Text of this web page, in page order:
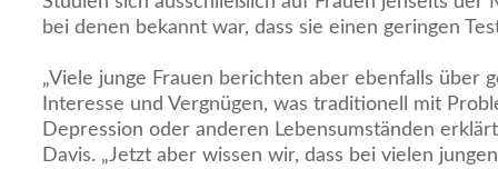
bei denen bekannt war, dass sie einen geringen
„Viele junge Frauen berichten aber ebenfalls über
Interesse und Vergnügen, was traditionell mit
Depression oder anderen Lebensumständen
Davis. „Jetzt aber wissen wir, dass bei vielen